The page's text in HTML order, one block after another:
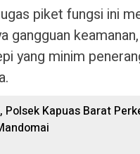
piket fungsi ini
gangguan
yang minim
Kapuas Barat